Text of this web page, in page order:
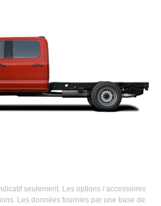
seulement. Les options / accessoires
Les données fournies par une base de